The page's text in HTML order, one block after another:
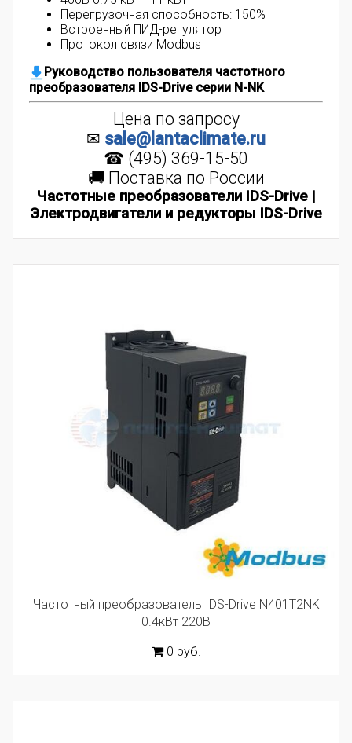
Перегрузочная способность: 150%
Встроенный ПИД-регулятор
Протокол связи Modbus
Руководство пользователя частотного
преобразователя IDS-Drive серии N-NK
Цена по запросу
✉ sale@lantaclimate.ru
☎ (495) 369-15-50
🚚 Поставка по России
Частотные преобразователи IDS-Drive |
Электродвигатели и редукторы IDS-Drive
Частотный преобразователь IDS-Drive N401T2NK
0.4кВт 220В
0 руб.